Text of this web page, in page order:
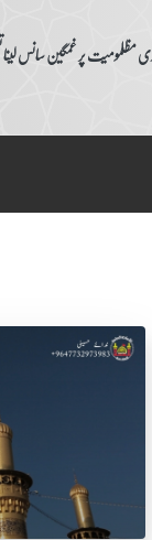
پر غمگین سانس لینا